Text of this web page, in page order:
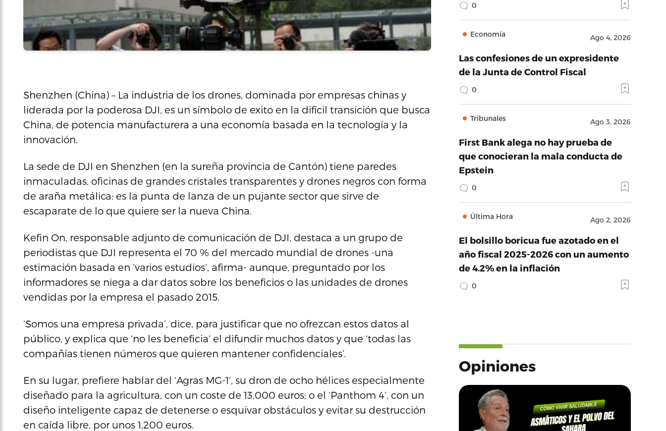
Shenzhen (China) – La industria de los drones, dominada por empresas chinas y
liderada por la poderosa DJI, es un símbolo de exito en la difícil transición que busca
China, de potencia manufacturera a una economía basada en la tecnología y la
innovación.
La sede de DJI en Shenzhen (en la sureña provincia de Cantón) tiene paredes
inmaculadas, oficinas de grandes cristales transparentes y drones negros con forma
de araña metálica: es la punta de lanza de un pujante sector que sirve de
escaparate de lo que quiere ser la nueva China.
Kefin On, responsable adjunto de comunicación de DJI, destaca a un grupo de
periodistas que DJI representa el 70 % del mercado mundial de drones -una
estimación basada en ‘varios estudios’, afirma- aunque, preguntado por los
informadores se niega a dar datos sobre los beneficios o las unidades de drones
vendidas por la empresa el pasado 2015.
‘Somos una empresa privada’, dice, para justificar que no ofrezcan estos datos al
público, y explica que ‘no les beneficia’ el difundir muchos datos y que ‘todas las
compañías tienen números que quieren mantener confidenciales’.
En su lugar, prefiere hablar del ‘Agras MG-1’, su dron de ocho hélices especialmente
diseñado para la agricultura, con un coste de 13,000 euros; o el ‘Panthom 4’, con un
diseño inteligente capaz de detenerse o esquivar obstáculos y evitar su destrucción
en caída libre, por unos 1,200 euros.
0
Economía Ago 4, 2026
Las confesiones de un expresidente
de la Junta de Control Fiscal
0
Tribunales Ago 3, 2026
First Bank alega no hay prueba de
que conocieran la mala conducta de
Epstein
0
Última Hora Ago 2, 2026
El bolsillo boricua fue azotado en el
año fiscal 2025-2026 con un aumento
de 4.2% en la inflación
0
Opiniones